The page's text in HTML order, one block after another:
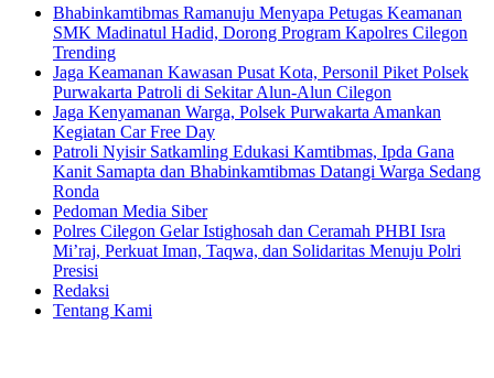
Bhabinkamtibmas Ramanuju Menyapa Petugas Keamanan
SMK Madinatul Hadid, Dorong Program Kapolres Cilegon
Trending
Jaga Keamanan Kawasan Pusat Kota, Personil Piket Polsek
Purwakarta Patroli di Sekitar Alun-Alun Cilegon
Jaga Kenyamanan Warga, Polsek Purwakarta Amankan
Kegiatan Car Free Day
Patroli Nyisir Satkamling Edukasi Kamtibmas, Ipda Gana
Kanit Samapta dan Bhabinkamtibmas Datangi Warga Sedang
Ronda
Pedoman Media Siber
Polres Cilegon Gelar Istighosah dan Ceramah PHBI Isra
Mi’raj, Perkuat Iman, Taqwa, dan Solidaritas Menuju Polri
Presisi
Redaksi
Tentang Kami